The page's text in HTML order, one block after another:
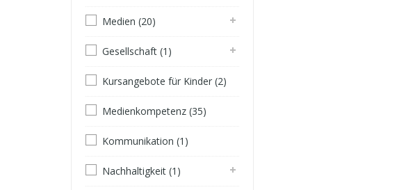
Medien (20)
Gesellschaft (1)
Kursangebote für Kinder (2)
Medienkompetenz (35)
Kommunikation (1)
Nachhaltigkeit (1)